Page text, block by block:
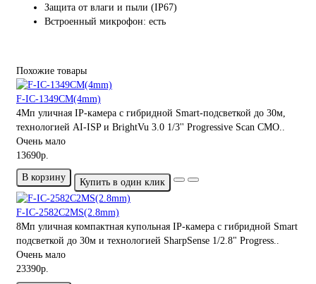
Защита от влаги и пыли (IP67)
Встроенный микрофон: есть
Похожие товары
F-IC-1349CM(4mm)
4Мп уличная IP-камера с гибридной Smart-подсветкой до 30м,
технологией AI-ISP и BrightVu 3.0 1/3'' Progressive Scan CMO..
Очень мало
13690р.
В корзину Купить в один клик
F-IC-2582C2MS(2.8mm)
8Мп уличная компактная купольная IP-камера с гибридной Smart
подсветкой до 30м и технологией SharpSense 1/2.8" Progress..
Очень мало
23390р.